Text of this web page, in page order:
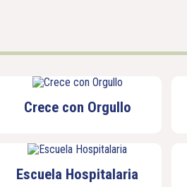
Crece con Orgullo
Escuela Hospitalaria